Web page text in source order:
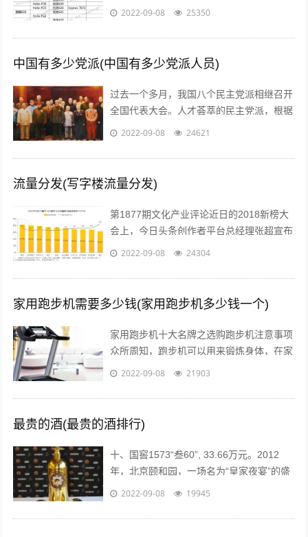
机线上销售渠道的拓宽，以及小米曾打出性
2022-09-08 25350
中国有多少党派(中国有多少党派人员)
过去一个多月，我国八个民主党派相继召开
全国代表大会。人才荟萃的民主党派，根据
历史传统各有特色、成员界别也各具特点。
2022-09-08 24621
流量分发(写字楼流量分发)
第1877期文化产业评论近日的2018新榜大
会上，今日头条创作者平台总经理张超宣布
头条号平台将全面升级。升级后，平台将支
2022-09-08 24304
家用跑步机需要多少钱(家用跑步机多少钱一个)
家用跑步机十大名牌之选购跑步机注意事项
众所周知，跑步机可以用来锻炼身体，在家
配置跑步机的明星也不少。近日，张继科的
2022-09-08 21903
最贵的酒(最贵的酒排行)
十、国窖1573“叁60”, 33.66万元。2012
年，北京颐和园，一场名为“皇家夜宴”的盛
宴举行。中国高端奢侈白酒品牌——国窖
2022-09-08 19945